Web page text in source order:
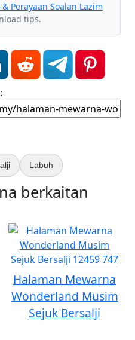
Perayaan Soalan Lazim
tips.
Labuh
berkaitan
Halaman Mewarna
Wonderland Musim
Sejuk Bersalji